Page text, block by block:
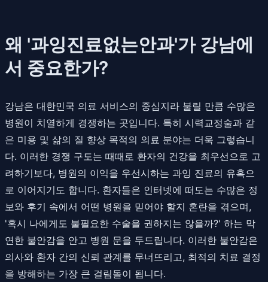
왜 '과잉진료없는안과'가 강남에
서 중요한가?
강남은 대한민국 의료 서비스의 중심지라 불릴 만큼 수많은
병원이 치열하게 경쟁하는 곳입니다. 특히 시력교정술과 같
은 미용 및 삶의 질 향상 목적의 의료 분야는 더욱 그렇습니
다. 이러한 경쟁 구도는 때때로 환자의 건강을 최우선으로 고
려하기보다, 병원의 이익을 우선시하는 과잉 진료의 유혹으
로 이어지기도 합니다. 환자들은 인터넷에 떠도는 수많은 정
보와 후기 속에서 어떤 병원을 믿어야 할지 혼란을 겪으며,
'혹시 나에게도 불필요한 수술을 권하지는 않을까?' 하는 막
연한 불안감을 안고 병원 문을 두드립니다. 이러한 불안감은
의사와 환자 간의 신뢰 관계를 무너뜨리고, 최적의 치료 결정
을 방해하는 가장 큰 걸림돌이 됩니다.